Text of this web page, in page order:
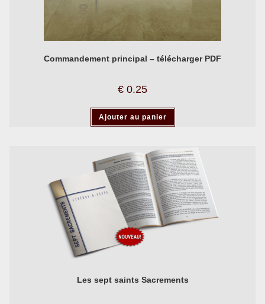
Commandement principal – télécharger PDF
€ 0.25
Ajouter au panier
Les sept saints Sacrements